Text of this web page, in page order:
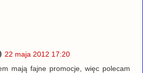
22 maja 2012 17:20
mają fajne promocje, więc polecam